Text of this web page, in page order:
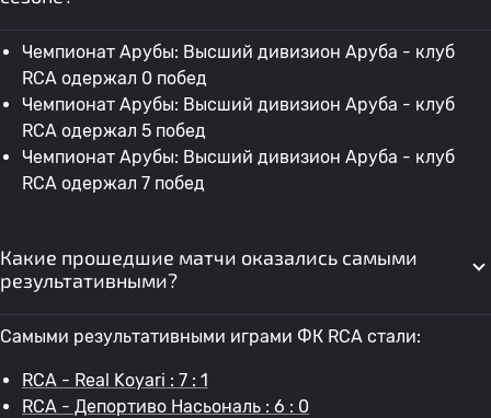
Чемпионат Арубы: Высший дивизион Аруба - клуб
RCA одержал 0 побед
Чемпионат Арубы: Высший дивизион Аруба - клуб
RCA одержал 5 побед
Чемпионат Арубы: Высший дивизион Аруба - клуб
RCA одержал 7 побед
Какие прошедшие матчи оказались самыми
результативными?
Самыми результативными играми ФК RCA стали:
RCA - Real Koyari : 7 : 1
RCA - Депортиво Насьональ : 6 : 0